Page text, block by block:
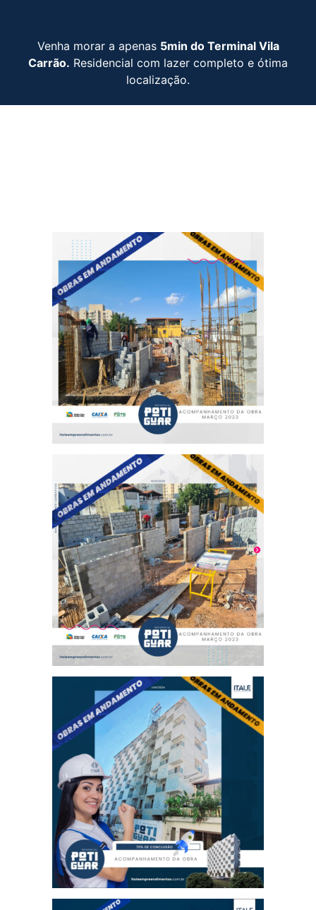
Venha morar a apenas 5min do Terminal Vila
Carrão. Residencial com lazer completo e ótima
localização.